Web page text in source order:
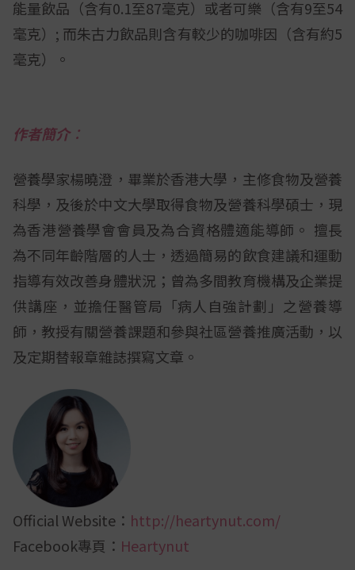
能量飲品（含有0.1至87毫克）或者可樂（含有9至54
毫克）; 而朱古力飲品則含有較少的咖啡因（含有約5
毫克）。
作者簡介︰
營養學家楊曉澄，畢業於香港大學，主修食物及營養
科學，及後於中文大學取得食物及營養科學碩士，現
為香港營養學會會員及為合資格體適能導師。 擅長
為不同年齡階層的人士，透過簡易的飲食建議和運動
指導有效改善身體狀況；曾為多間教育機構及企業提
供講座，並擔任醫管局「病人自強計劃」之營養導
師，教授有關營養課題和參與社區營養推廣活動，以
及定期替報章雜誌撰寫文章。
Official Website： http://heartynut.com/
Facebook專頁： Heartynut